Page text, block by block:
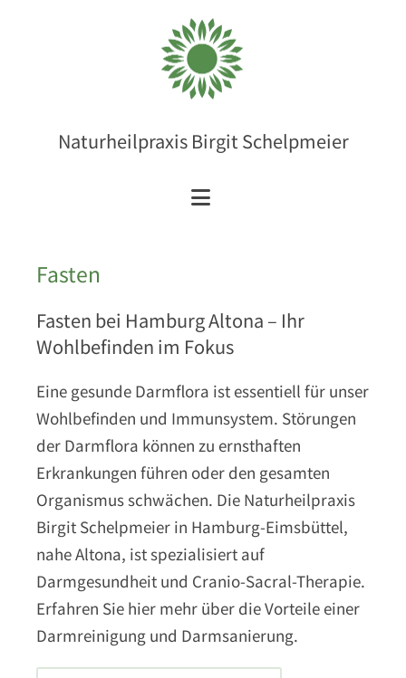
Naturheilpraxis Birgit Schelpmeier
Fasten
Fasten bei Hamburg Altona – Ihr
Wohlbefinden im Fokus
Eine gesunde Darmflora ist essentiell für unser
Wohlbefinden und Immunsystem. Störungen
der Darmflora können zu ernsthaften
Erkrankungen führen oder den gesamten
Organismus schwächen. Die Naturheilpraxis
Birgit Schelpmeier in Hamburg-Eimsbüttel,
nahe Altona, ist spezialisiert auf
Darmgesundheit und Cranio-Sacral-Therapie.
Erfahren Sie hier mehr über die Vorteile einer
Darmreinigung und Darmsanierung.